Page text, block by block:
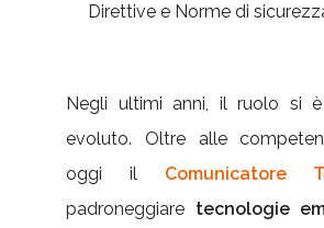
Direttive e Norme di
Negli ultimi anni, il ruolo si
evoluto. Oltre alle
oggi il Comunicatore
padroneggiare tecnologie